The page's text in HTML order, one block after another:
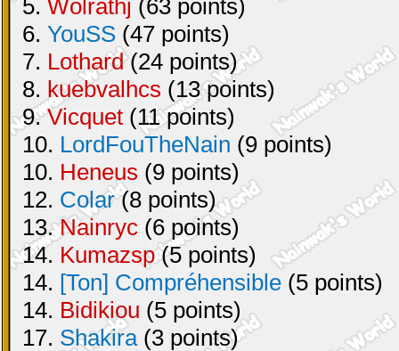
5. Wolrathj (63 points)
6. YouSS (47 points)
7. Lothard(24 points)
8. kuebvalhcs (13 points)
9.Vicquet (11 points)
10. LordFouTheNain (9 points)
10. Heneus (9 points)
12. Colar(8 points)
13.Nainryc (6 points)
14. Kumazsp(5 points)
14. [Ton] Compréhensible (5 points)
14. Bidikiou (5 points)
17. Shakira(3 points)